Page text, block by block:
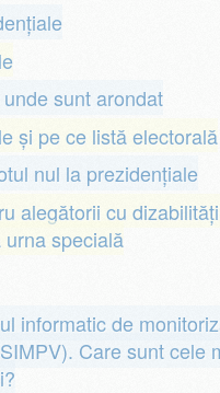
sunt arondat
și pe ce listă electorală
nul la prezidențiale
alegătorii cu
specială
informatic de
Care sunt cele